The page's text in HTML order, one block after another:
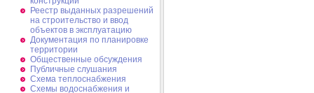
Реестр выданных разрешений
на строительство и ввод
объектов в эксплуатацию
Документация по планировке
территории
Общественные обсуждения
Публичные слушания
Схема теплоснабжения
Схемы водоснабжения и